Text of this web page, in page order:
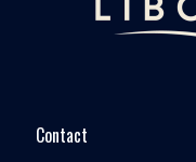
Contact